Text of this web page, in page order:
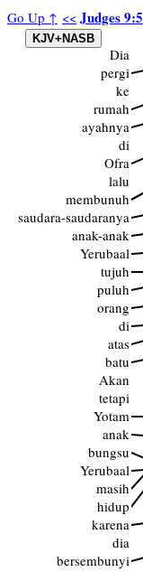
Go Up ↑ << Judges 9:5
Dia
pergi
ke
rumah
ayahnya
di
Ofra
lalu
membunuh
saudara-saudaranya
anak-anak
Yerubaal
tujuh
puluh
orang
di
atas
batu
Akan
tetapi
Yotam
anak
bungsu
Yerubaal
masih
hidup
karena
dia
bersembunyi